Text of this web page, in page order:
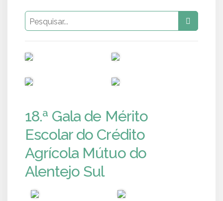
18.ª Gala de Mérito
Escolar do Crédito
Agrícola Mútuo do
Alentejo Sul